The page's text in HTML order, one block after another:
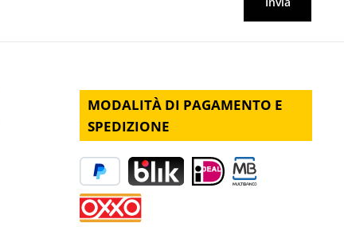
MODALITÀ DI PAGAMENTO E
SPEDIZIONE